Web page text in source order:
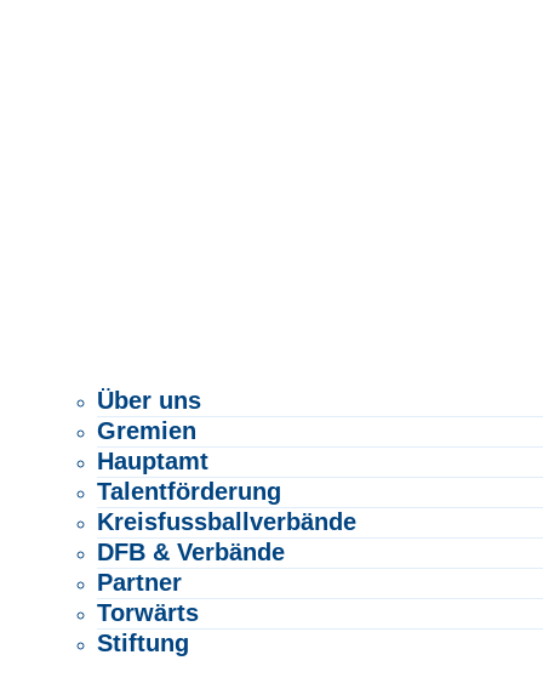
Über uns
Gremien
Hauptamt
Talentförderung
Kreisfussballverbände
DFB & Verbände
Partner
Torwärts
Stiftung